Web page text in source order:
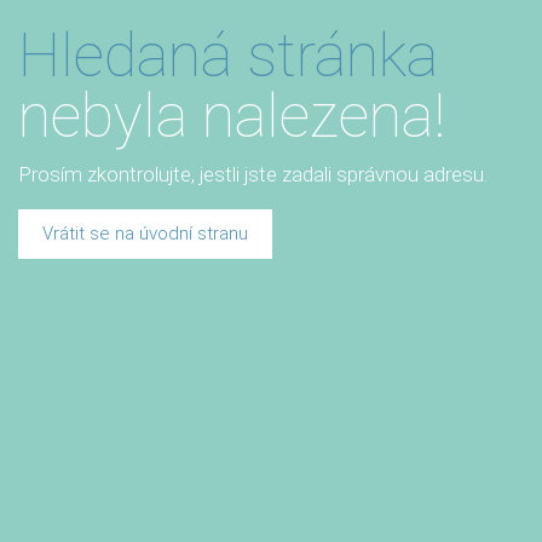
Hledaná stránka
nebyla nalezena!
Prosím zkontrolujte, jestli jste zadali správnou adresu.
Vrátit se na úvodní stranu